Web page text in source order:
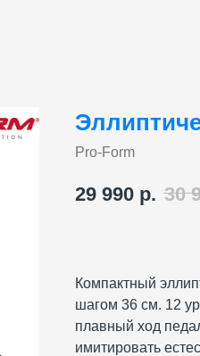
Pro-Form
29 990 р. 30
Компактный
шагом 36 см. 12
плавный ход
имитировать